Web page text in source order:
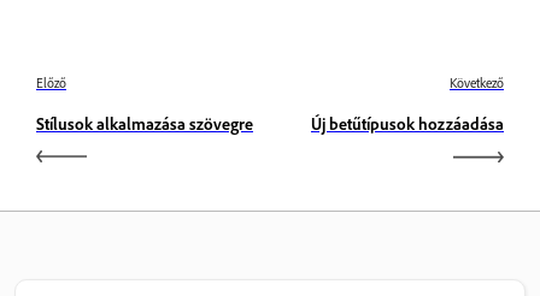
Előző
Stílusok alkalmazása szövegre
Következő
Új betűtípusok hozzáadása